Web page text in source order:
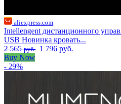
aliexpress.com
Intellengent дистанционного
USB Новинка кровать...
2 565руб. 1 796 руб.
Buy Now
- 29%